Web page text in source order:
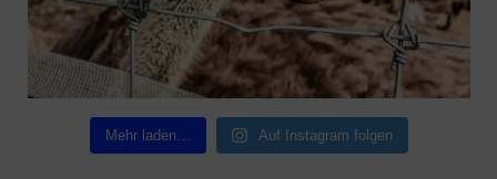
Mehr laden… Auf Instagram folgen